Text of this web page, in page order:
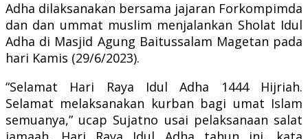
Adha dilaksanakan bersama jajaran Forkompimda
dan dan ummat muslim menjalankan Sholat Idul
Adha di Masjid Agung Baitussalam Magetan pada
hari Kamis (29/6/2023).
“Selamat Hari Raya Idul Adha 1444 Hijriah.
Selamat melaksanakan kurban bagi umat Islam
semuanya,” ucap Sujatno usai pelaksanaan salat